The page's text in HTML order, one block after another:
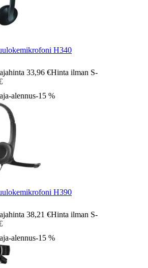
H340
33,96 €Hinta ilman S-
alennus-15 %
H390
38,21 €Hinta ilman S-
alennus-15 %